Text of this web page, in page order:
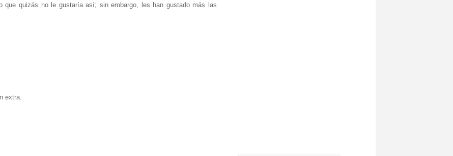
que quizás no le gustaría así; sin embargo, les han gustado más las
extra.